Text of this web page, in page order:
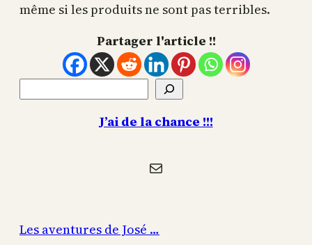
même si les produits ne sont pas terribles.
Partager l'article !!
J’ai de la chance !!!
E-mail
Les aventures de José …